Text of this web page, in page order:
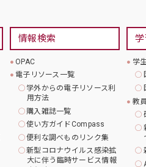
情報検索
OPAC
電子リソース一覧
学外からの電子リソース利
用方法
購入雑誌一覧
使い方ガイドCompass
便利な調べものリンク集
新型コロナウイルス感染拡
大に伴う臨時サービス情報
学
教